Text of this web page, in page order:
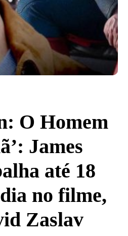
O Homem
James
até 18
no filme,
Zaslav